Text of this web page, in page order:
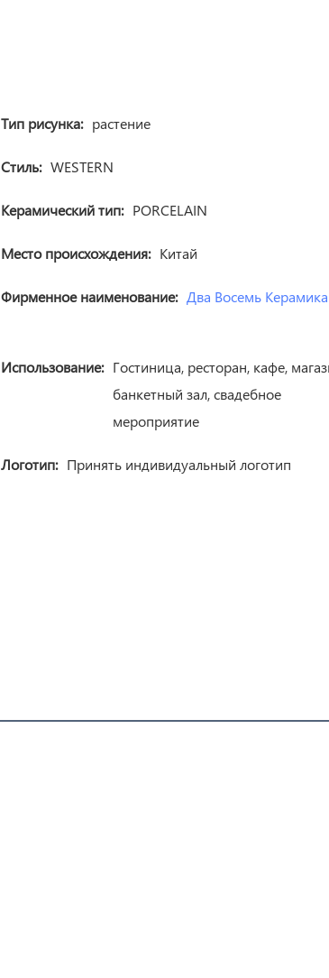
Тип рисунка: растение
Стиль: WESTERN
Керамический тип: PORCELAIN
Место происхождения: Китай
Фирменное наименование: Два Восемь Керамика
Использование: Гостиница, ресторан, кафе,
банкетный зал, свадебное
мероприятие
Логотип: Принять индивидуальный логотип